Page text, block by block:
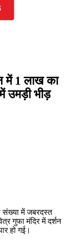
में 1 लाख का
उमड़ी भीड़
संख्या में जबरदस्त
गुफा मंदिर में दर्शन
हो गई।